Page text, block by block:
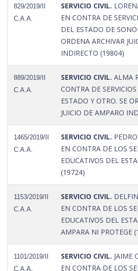
829/2019/II
C.A.A.
SERVICIO CIVIL.
EN CONTRA DE
DEL ESTADO DE
ORDENA ARCHIVAR
INDIRECTO (19804)
889/2019/II
C.A.A.
SERVICIO CIVIL. ALMA
CONTRA DE
ESTADO Y OTRO. SE
JUICIO DE AMPARO
1465/2019/II
C.A.A.
SERVICIO CIVIL.
EN CONTRA DE LOS
EDUCATIVOS DEL
(19724)
1153/2019/II
C.A.A.
SERVICIO CIVIL.
EN CONTRA DE LOS
EDUCATIVOS DEL
AMPARA NI PROTEGE
1101/2019/II
C.A.A.
SERVICIO CIVIL. JAIME
EN CONTRA DE LOS